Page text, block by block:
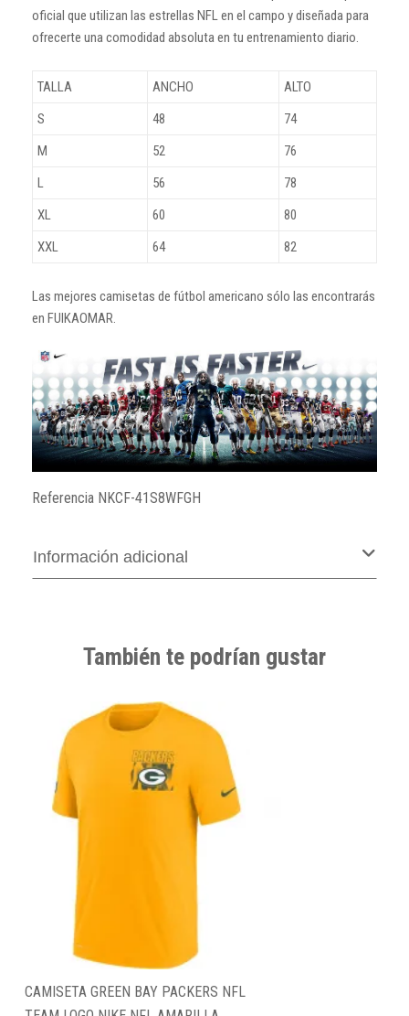
oficial que utilizan las estrellas NFL en el campo y diseñada para
ofrecerte una comodidad absoluta en tu entrenamiento diario.
TALLA ANCHO
ALTO
S
48
74
M
52
76
L
56
78
XL
60
80
XXL
64 82
Las mejores camisetas de fútbol americano sólo las encontrarás
en FUIKAOMAR.
Referencia NKCF-41S8WFGH
Información adicional
También te podrían gustar
CAMISETA GREEN BAY PACKERS NFL